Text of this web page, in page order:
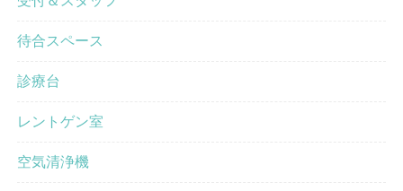
待合スペース
診療台
レントゲン室
空気清浄機